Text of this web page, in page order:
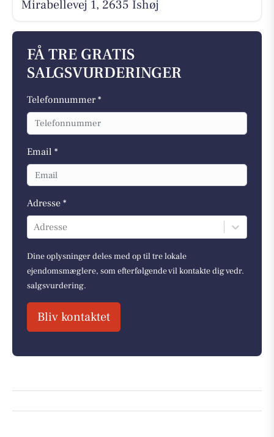
Mirabellevej 1, 2635 Ishøj
FÅ TRE GRATIS
SALGSVURDERINGER
Telefonnummer *
Email *
Adresse *
Adresse
Dine oplysninger deles med op til tre lokale
ejendomsmæglere, som efterfølgende vil kontakte dig vedr.
salgsvurdering.
Bliv kontaktet